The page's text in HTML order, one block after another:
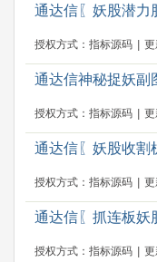
通达信〖妖股潜力
授权方式：指标源码 更
通达信神秘捉妖副
授权方式：指标源码 更
通达信〖妖股收割
授权方式：指标源码 更
通达信〖抓连板妖
授权方式：指标源码 更